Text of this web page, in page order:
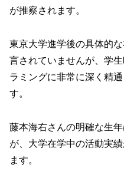
が推察されます。
東京大学進学後の具体的
言されていませんが、学
ラミングに非常に深く精
す。
藤本海右さんの明確な生
が、大学在学中の活動実
ます。